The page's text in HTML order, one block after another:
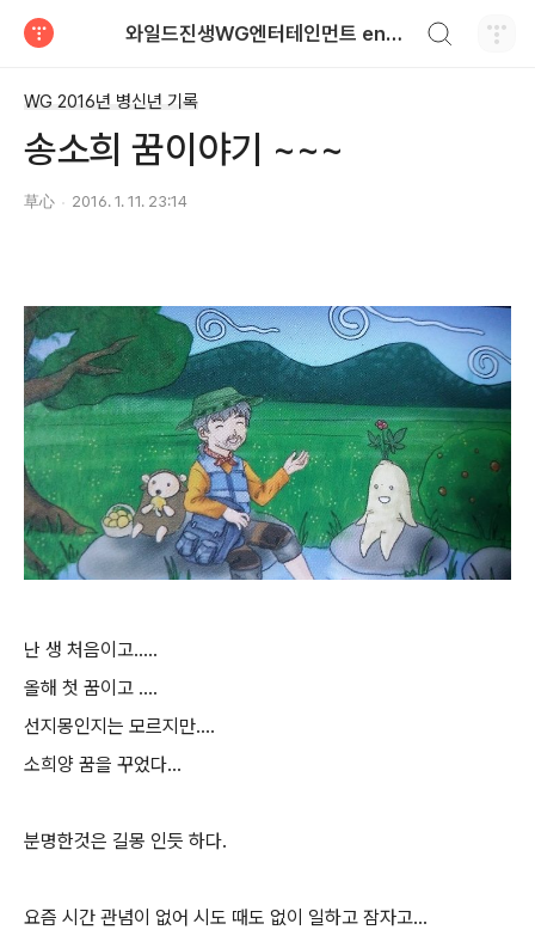
와일드진생WG엔터테인먼트 entertainment
WG 2016년 병신년 기록
송소희 꿈이야기 ~~~
草心 2016. 1. 11. 23:14
난 생 처음이고.....
올해 첫 꿈이고 ....
선지몽인지는 모르지만....
소희양 꿈을 꾸었다...
분명한것은 길몽 인듯 하다.
요즘 시간 관념이 없어 시도 때도 없이 일하고 잠자고...